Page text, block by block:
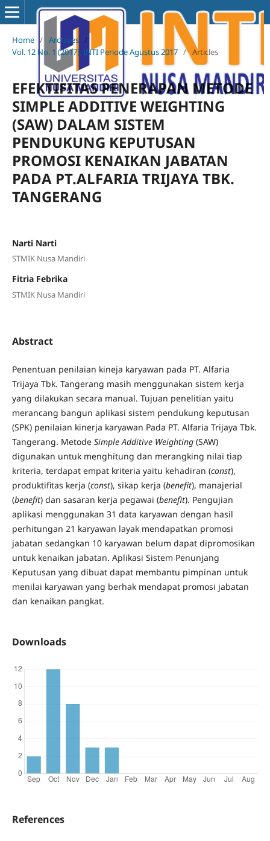
Home / Archives /
Vol. 12 No. 1 (2017): INTI Periode Agustus 2017 / Articles
EFEKTIFITAS PENERAPAN METODE
SIMPLE ADDITIVE WEIGHTING
(SAW) DALAM SISTEM
PENDUKUNG KEPUTUSAN
PROMOSI KENAIKAN JABATAN
PADA PT.ALFARIA TRIJAYA TBK.
TANGERANG
Narti Narti
STMIK Nusa Mandiri
Fitria Febrika
STMIK Nusa Mandiri
Abstract
Penentuan penilaian kineja karyawan pada PT. Alfaria
Trijaya Tbk. Tangerang masih menggunakan sistem kerja
yang dilakukan secara manual. Tujuan penelitian yaitu
merancang bangun aplikasi sistem pendukung keputusan
(SPK) penilaian kinerja karyawan Pada PT. Alfaria Trijaya Tbk.
Tangerang. Metode Simple Additive Weighting(SAW)
digunakan untuk menghitung dan merangking nilai tiap
kriteria, terdapat empat kriteria yaitu kehadiran (const),
produktifitas kerja (const), sikap kerja (benefit), manajerial
(benefit) dan sasaran kerja pegawai (benefit). Pengujian
aplikasi menggunakan 31 data karyawan dengan hasil
perhitungan 21 karyawan layak mendapatkan promosi
jabatan sedangkan 10 karyawan belum dapat dipromosikan
untuk kenaikan jabatan. Aplikasi Sistem Penunjang
Keputusan yang dibuat dapat membantu pimpinan untuk
menilai karyawan yang berhak mendapat promosi jabatan
dan kenaikan pangkat.
Downloads
References